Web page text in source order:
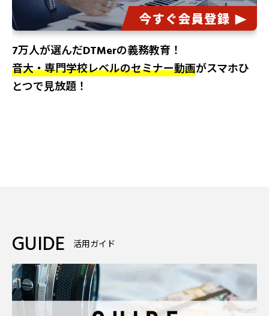
7万人が選んだDTMerの義務教育！
音大・専門学校レベルのセミナー動画がスマホひ
とつで見放題！
GUIDE 活用ガイド